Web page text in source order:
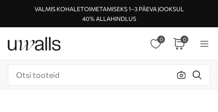
VALMIS KOHALETOIMETAMISEKS 1–3 PÄEVA JOOKSUL
40% ALLAHINDLUS
0 0